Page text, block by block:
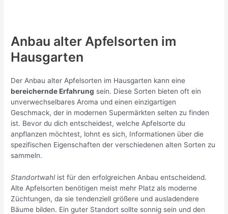
Anbau alter Apfelsorten im
Hausgarten
Der Anbau alter Apfelsorten im Hausgarten kann eine
bereichernde Erfahrung sein. Diese Sorten bieten oft ein
unverwechselbares Aroma und einen einzigartigen
Geschmack, der in modernen Supermärkten selten zu finden
ist. Bevor du dich entscheidest, welche Apfelsorte du
anpflanzen möchtest, lohnt es sich, Informationen über die
spezifischen Eigenschaften der verschiedenen alten Sorten zu
sammeln.
Standortwahlist für den erfolgreichen Anbau entscheidend.
Alte Apfelsorten benötigen meist mehr Platz als moderne
Züchtungen, da sie tendenziell größere und ausladendere
Bäume bilden. Ein guter Standort sollte sonnig sein und den